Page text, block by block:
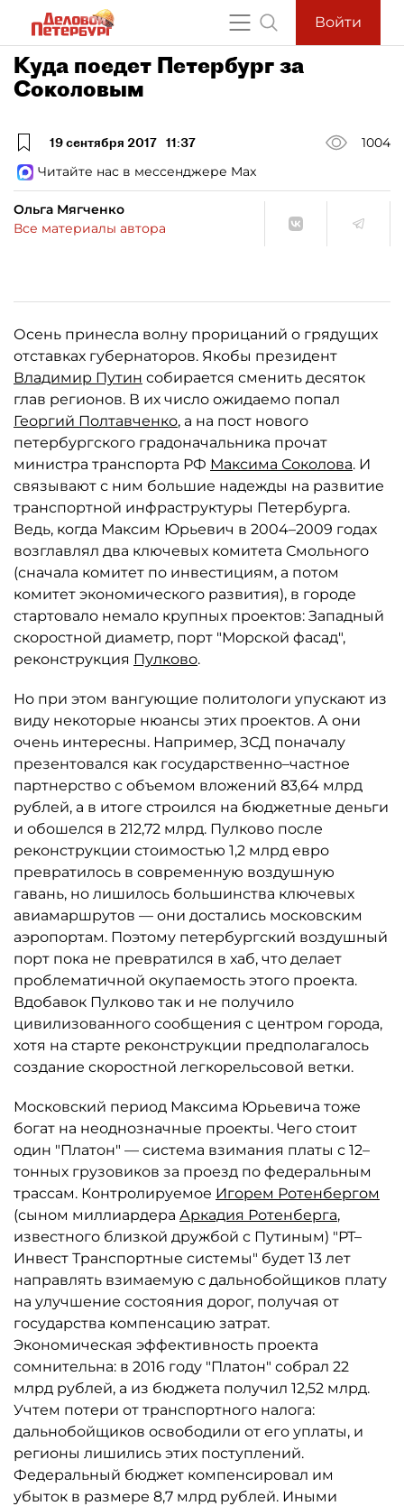
Войти
Куда поедет Петербург за
Соколовым
19 сентября 2017 11:37
1004
Читайте нас в мессенджере Max
Ольга Мягченко
Все материалы автора
Осень принесла волну прорицаний о грядущих
отставках губернаторов. Якобы президент
Владимир Путин собирается сменить десяток
глав регионов. В их число ожидаемо попал
Георгий Полтавченко, а на пост нового
петербургского градоначальника прочат
министра транспорта РФ Максима Соколова. И
связывают с ним большие надежды на развитие
транспортной инфраструктуры Петербурга.
Ведь, когда Максим Юрьевич в 2004–2009 годах
возглавлял два ключевых комитета Смольного
(сначала комитет по инвестициям, а потом
комитет экономического развития), в городе
стартовало немало крупных проектов: Западный
скоростной диаметр, порт "Морской фасад",
реконструкция Пулково.
Но при этом вангующие политологи упускают из
виду некоторые нюансы этих проектов. А они
очень интересны. Например, ЗСД поначалу
презентовался как государственно–частное
партнерство с объемом вложений 83,64 млрд
рублей, а в итоге строился на бюджетные деньги
и обошелся в 212,72 млрд. Пулково после
реконструкции стоимостью 1,2 млрд евро
превратилось в современную воздушную
гавань, но лишилось большинства ключевых
авиамаршрутов — они достались московским
аэропортам. Поэтому петербургский воздушный
порт пока не превратился в хаб, что делает
проблематичной окупаемость этого проекта.
Вдобавок Пулково так и не получило
цивилизованного сообщения с центром города,
хотя на старте реконструкции предполагалось
создание скоростной легкорельсовой ветки.
Московский период Максима Юрьевича тоже
богат на неоднозначные проекты. Чего стоит
один "Платон" — система взимания платы с 12–
тонных грузовиков за проезд по федеральным
трассам. Контролируемое Игорем Ротенбергом
(сыном миллиардера Аркадия Ротенберга,
известного близкой дружбой с Путиным) "РТ–
Инвест Транспортные системы" будет 13 лет
направлять взимаемую с дальнобойщиков плату
на улучшение состояния дорог, получая от
государства компенсацию затрат.
Экономическая эффективность проекта
сомнительна: в 2016 году "Платон" собрал 22
млрд рублей, а из бюджета получил 12,52 млрд.
Учтем потери от транспортного налога:
дальнобойщиков освободили от его уплаты, и
регионы лишились этих поступлений.
Федеральный бюджет компенсировал им
убыток в размере 8,7 млрд рублей. Иными